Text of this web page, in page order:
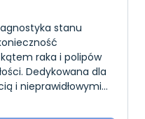
stanu
raka i polipów
Dedykowana dla
i nieprawidłowymi